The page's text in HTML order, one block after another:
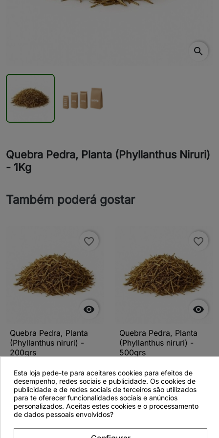
search
Quebra Pedra, Planta (Phyllanthus Niruri)
- 1Kg
Também poderá gostar

favorite_border
Quebra Pedra, Planta
(Phyllanthus niruri) -
200grs
Ver detalhes

favorite_border
Quebra Pedra, Planta
(Phyllanthus niruri) -
500grs
Ver detalhes
Esta loja pede-te para aceitares cookies para efeitos de
desempenho, redes sociais e publicidade. Os cookies de
publicidade e de redes sociais de terceiros são utilizados
para te oferecer funcionalidades sociais e anúncios
personalizados. Aceitas estes cookies e o processamento
de dados pessoais envolvidos?